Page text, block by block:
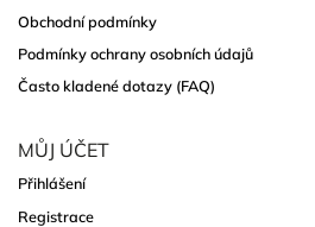
Obchodní podmínky
Podmínky ochrany osobních údajů
Často kladené dotazy (FAQ)
MŮJ ÚČET
Přihlášení
Registrace